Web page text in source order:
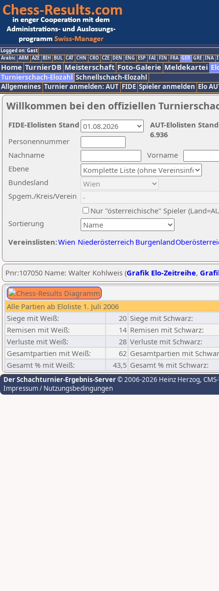
Logged on: Gast
Arabic ARM AZE BIH BUL CAT CHN CRO CZE DEN ENG ESP FAI FIN FRA GER GRE INA
Home TurnierDB Meisterschaft Foto-Galerie Meldekartei
Turnierschach-Elozahl Schnellschach-Elozahl
Allgemeines Turnier anmelden: AUT FIDE Spieler anmelden Elo
Willkommen bei den offiziellen
Nachname
Vorname
Ebene
Sortierung
Personennummer
Bundesland
Spgem./Kreis/Verein
Nur "österreichische" Spieler
Vereinslisten:Wien Niederösterreich Burgenland
AUT-Elolisten
6.936
FIDE-Elolisten Stand
Pnr:107050 Name: Walter Kohlweis (Grafik Elo-Zeitreihe,
Alle Partien ab Eloliste 1. Juli 2006
Siege mit Weiß:
20 Siege mit Schwarz:
Remisen mit Weiß:
14 Remisen mit Schwarz:
Verluste mit Weiß:
28 Verluste mit Schwarz:
Gesamtpartien mit Weiß:
62 Gesamtpartien mit
Gesamt % mit Weiß:
43,5 Gesamt % mit Schwarz:
Der Schachturnier-Ergebnis-Server© 2006-2026 Heinz Herzog,
Impressum / Nutzungsbedingungen